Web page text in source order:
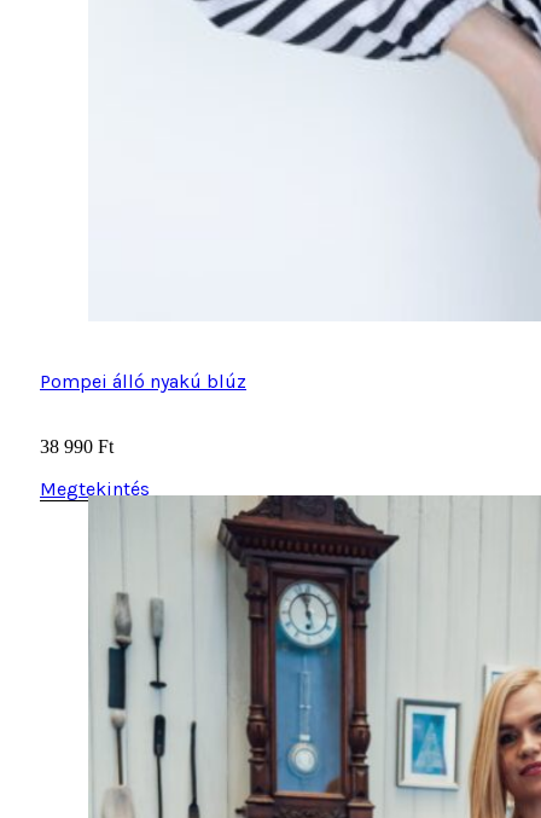
Pompei álló nyakú blúz
38 990 Ft
Megtekintés